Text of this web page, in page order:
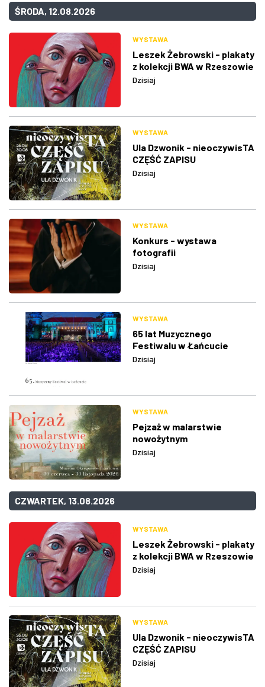
ŚRODA, 12.08.2026
WYSTAWA
Leszek Żebrowski - plakaty
z kolekcji BWA w Rzeszowie
Dzisiaj
WYSTAWA
Ula Dzwonik - nieoczywisTA
CZĘŚĆ ZAPISU
Dzisiaj
WYSTAWA
Konkurs - wystawa
fotografii
Dzisiaj
WYSTAWA
65 lat Muzycznego
Festiwalu w Łańcucie
Dzisiaj
WYSTAWA
Pejzaż w malarstwie
nowożytnym
Dzisiaj
CZWARTEK, 13.08.2026
WYSTAWA
Leszek Żebrowski - plakaty
z kolekcji BWA w Rzeszowie
Dzisiaj
WYSTAWA
Ula Dzwonik - nieoczywisTA
CZĘŚĆ ZAPISU
Dzisiaj